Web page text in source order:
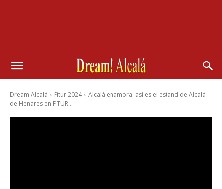
Dream Alcalá Fitur 2024
Alcalá enamora: así es el estand de Alcalá
de Henares en FITUR...